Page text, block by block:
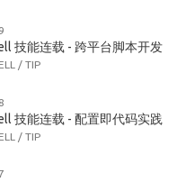
技能连载 - 跨平台脚本开发
/ TIP
技能连载 - 配置即代码实践
/ TIP